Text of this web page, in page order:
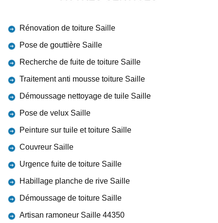
Rénovation de toiture Saille
Pose de gouttière Saille
Recherche de fuite de toiture Saille
Traitement anti mousse toiture Saille
Démoussage nettoyage de tuile Saille
Pose de velux Saille
Peinture sur tuile et toiture Saille
Couvreur Saille
Urgence fuite de toiture Saille
Habillage planche de rive Saille
Démoussage de toiture Saille
Artisan ramoneur Saille 44350